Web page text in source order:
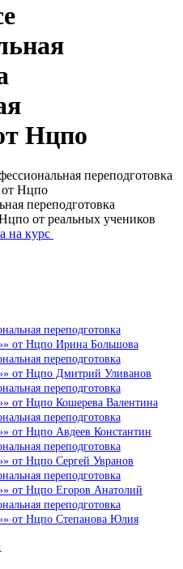
Нцпо
переподготовка
от Нцпо
переподготовка
от реальных учеников
на курс
переподготовка
от Нцпо Ирина Большова
переподготовка
от Нцпо Дмитрий Уливанов
переподготовка
от Нцпо Кошерева Валентина
переподготовка
от Нцпо Авдеев Константин
переподготовка
от Нцпо Сергей Увранов
переподготовка
от Нцпо Егоров Анатолий
переподготовка
от Нцпо Степанова Юлия